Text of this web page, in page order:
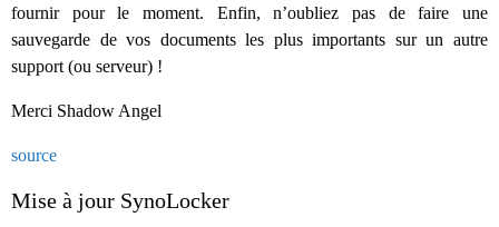
fournir pour le moment. Enfin, n’oubliez pas de faire une
sauvegarde de vos documents les plus importants sur un autre
support (ou serveur) !
Merci Shadow Angel
source
Mise à jour SynoLocker